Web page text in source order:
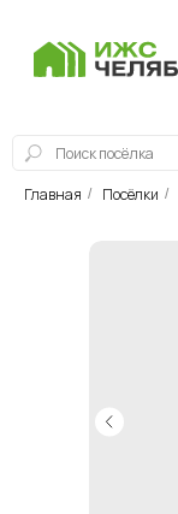
Главная / Посёлки /